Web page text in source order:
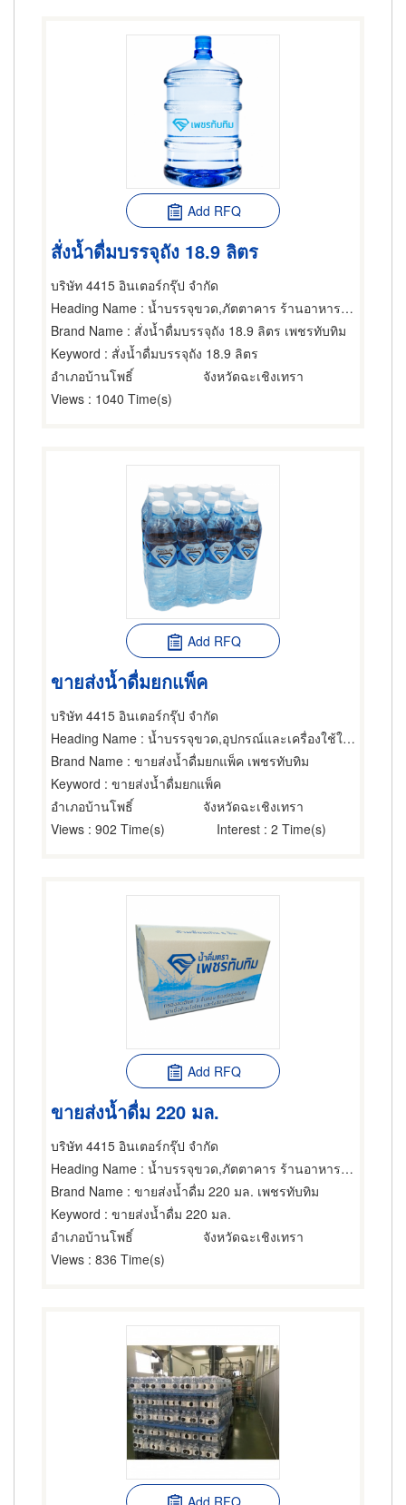
Add RFQ
สั่งน้ำดื่มบรรจุถัง 18.9 ลิตร
บริษัท 4415 อินเตอร์กรุ๊ป จำกัด
Heading Name : น้ำบรรจุขวด,ภัตตาคาร ร้านอาหารและสวนอาหาร,โรงแรม บ้านพักและโฮมสเตย์สัตว์เลี้ยง
Brand Name : สั่งน้ำดื่มบรรจุถัง 18.9 ลิตร เพชรทับทิม
Keyword : สั่งน้ำดื่มบรรจุถัง 18.9 ลิตร
อำเภอบ้านโพธิ์
จังหวัดฉะเชิงเทรา
Views : 1040 Time(s)
Add RFQ
ขายส่งน้ำดื่มยกแพ็ค
บริษัท 4415 อินเตอร์กรุ๊ป จำกัด
Heading Name : น้ำบรรจุขวด,อุปกรณ์และเครื่องใช้ในตลาดและร้านชำ,โรงแรม บ้านพักและโฮมสเตย์สัตว์เลี้ยง
Brand Name : ขายส่งน้ำดื่มยกแพ็ค เพชรทับทิม
Keyword : ขายส่งน้ำดื่มยกแพ็ค
อำเภอบ้านโพธิ์
จังหวัดฉะเชิงเทรา
Views : 902 Time(s) Interest : 2 Time(s)
Add RFQ
ขายส่งน้ำดื่ม 220 มล.
บริษัท 4415 อินเตอร์กรุ๊ป จำกัด
Heading Name : น้ำบรรจุขวด,ภัตตาคาร ร้านอาหารและสวนอาหาร,บ้าน อาคารและโรงงานสำเร็จรูป
Brand Name : ขายส่งน้ำดื่ม 220 มล. เพชรทับทิม
Keyword : ขายส่งน้ำดื่ม 220 มล.
อำเภอบ้านโพธิ์
จังหวัดฉะเชิงเทรา
Views : 836 Time(s)
Add RFQ